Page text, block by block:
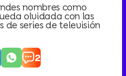
nombres como
olvidada con las
de series de televisión
2